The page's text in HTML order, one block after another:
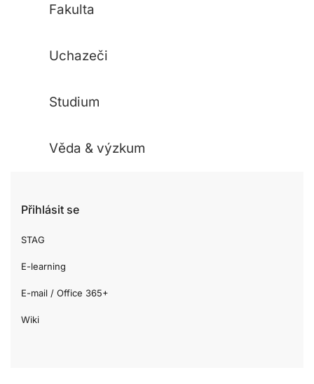
Fakulta
Uchazeči
Studium
Věda & výzkum
Přihlásit se
STAG
E-learning
E-mail / Office 365+
Wiki